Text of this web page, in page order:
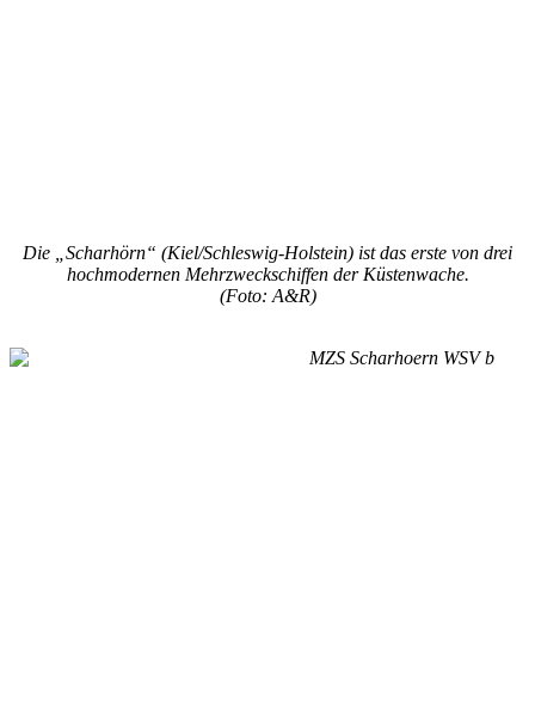
Die „Scharhörn“ (Kiel/Schleswig-Holstein) ist das erste von drei
hochmodernen Mehrzweckschiffen der Küstenwache.
(Foto: A&R)